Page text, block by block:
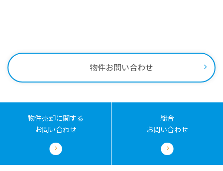
物件お問い合わせ
物件売却に関する
お問い合わせ
総合
お問い合わせ